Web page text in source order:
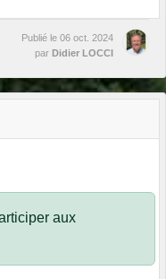
Publié le 06 oct. 2024
par Didier LOCCI
aux